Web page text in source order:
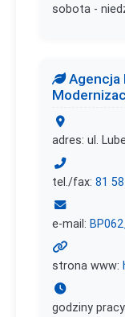
sobota -
Agencja
adres: ul.
tel./fax: 81
e-mail:
strona www:
godziny